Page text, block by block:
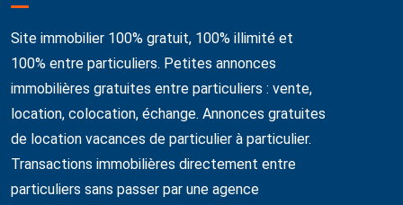
Site immobilier 100% gratuit, 100% illimité et
100% entre particuliers. Petites annonces
immobilières gratuites entre particuliers : vente,
location, colocation, échange. Annonces gratuites
de location vacances de particulier à particulier.
Transactions immobilières directement entre
particuliers sans passer par une agence